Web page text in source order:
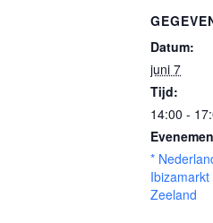
Datum:
juni 7
Tijd:
14:00 -
*
Zeeland